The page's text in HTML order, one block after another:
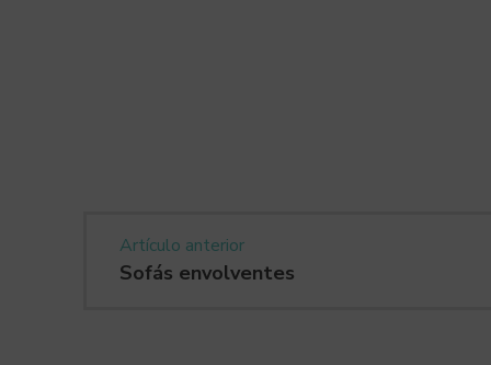
Artículo anterior
Sofás envolventes